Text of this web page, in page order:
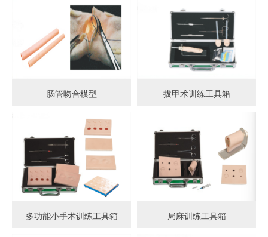
肠管吻合模型 拔甲术训练工具箱
多功能小手术训练工具箱 局麻训练工具箱